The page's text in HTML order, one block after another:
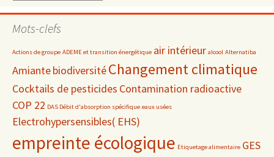
date
Mots-clefs
Actions de groupe ADEME et transition énergétique air intérieur alcool Alternatiba
AmiantebiodiversitéChangement climatique
Cocktails de pesticides Contamination radioactive
COP 22 DAS Débit d'absorption spécifique eaux usées
Electrohypersensibles( EHS)
empreinte écologique Etiquetage alimentaire GES